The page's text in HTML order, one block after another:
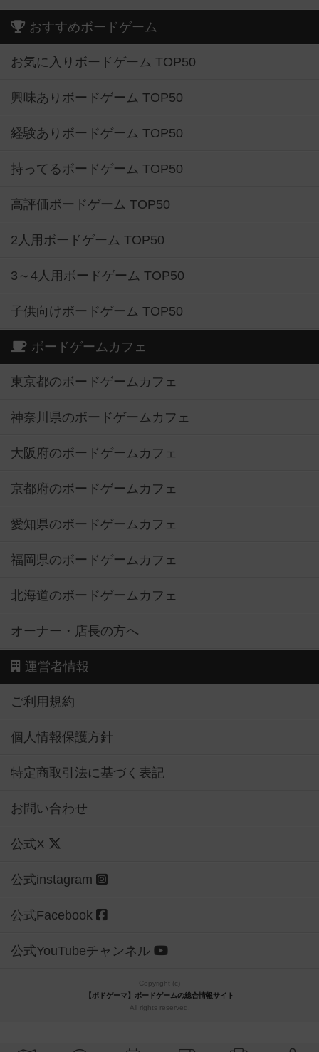
おすすめボードゲーム
お気に入りボードゲーム TOP50
興味ありボードゲーム TOP50
経験ありボードゲーム TOP50
持ってるボードゲーム TOP50
高評価ボードゲーム TOP50
2人用ボードゲーム TOP50
3～4人用ボードゲーム TOP50
子供向けボードゲーム TOP50
ボードゲームカフェ
東京都のボードゲームカフェ
神奈川県のボードゲームカフェ
大阪府のボードゲームカフェ
京都府のボードゲームカフェ
愛知県のボードゲームカフェ
福岡県のボードゲームカフェ
北海道のボードゲームカフェ
オーナー・店長の方へ
運営者情報
ご利用規約
個人情報保護方針
特定商取引法に基づく表記
お問い合わせ
公式X
公式instagram
公式Facebook
公式YouTubeチャンネル
Copyright (c)
【ボドゲーマ】ボードゲームの総合情報サイト
All rights reserved.